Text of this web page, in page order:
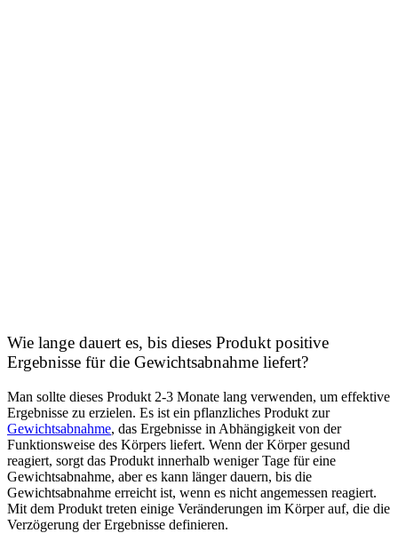
Wie lange dauert es, bis dieses Produkt positive
Ergebnisse für die Gewichtsabnahme liefert?
Man sollte dieses Produkt 2-3 Monate lang verwenden, um effektive
Ergebnisse zu erzielen. Es ist ein pflanzliches Produkt zur
Gewichtsabnahme, das Ergebnisse in Abhängigkeit von der
Funktionsweise des Körpers liefert. Wenn der Körper gesund
reagiert, sorgt das Produkt innerhalb weniger Tage für eine
Gewichtsabnahme, aber es kann länger dauern, bis die
Gewichtsabnahme erreicht ist, wenn es nicht angemessen reagiert.
Mit dem Produkt treten einige Veränderungen im Körper auf, die die
Verzögerung der Ergebnisse definieren.